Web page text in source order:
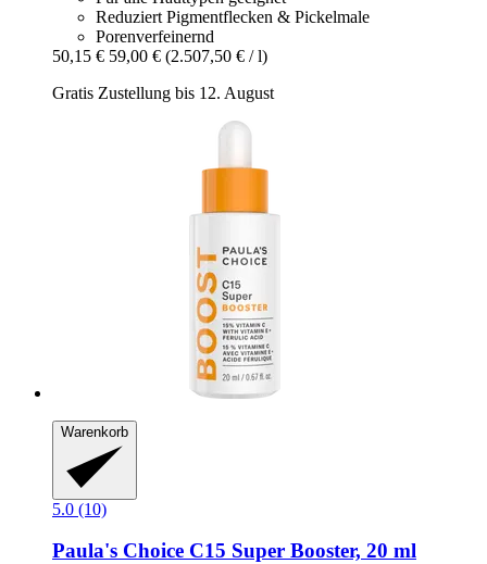
Reduziert Pigmentflecken & Pickelmale
Porenverfeinernd
50,15 € 59,00 € (2.507,50 € / l)
Gratis Zustellung bis 12. August
Warenkorb
5.0 (10)
Paula's Choice C15 Super Booster, 20 ml